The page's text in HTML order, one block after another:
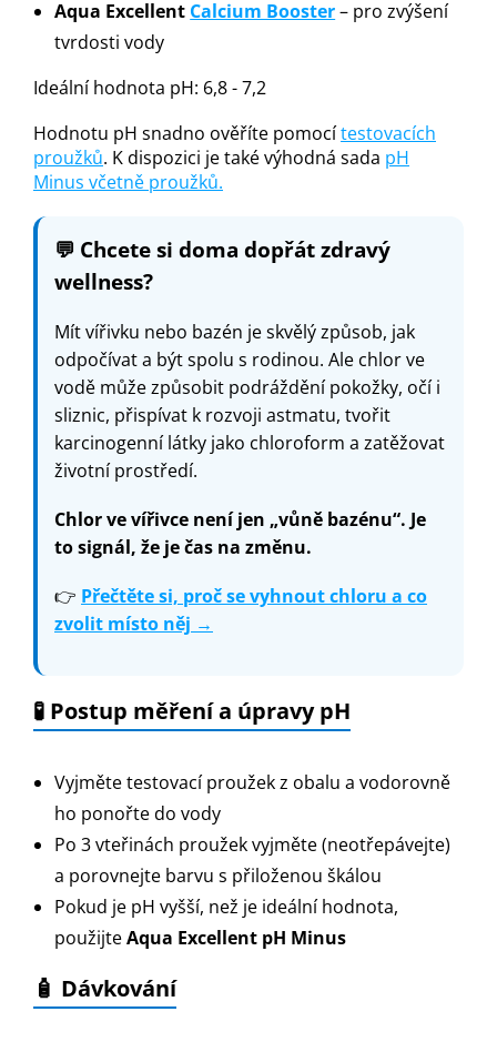
Aqua Excellent Calcium Booster– pro zvýšení
tvrdosti vody
Ideální hodnota pH: 6,8 - 7,2
Hodnotu pH snadno ověříte pomocítestovacích
proužků. K dispozici je také výhodná sada pH
Minus včetně proužků.
💬 Chcete si doma dopřát zdravý
wellness?
Mít vířivku nebo bazén je skvělý způsob, jak
odpočívat a být spolu s rodinou. Ale chlor ve
vodě může způsobit podráždění pokožky, očí i
sliznic, přispívat k rozvoji astmatu, tvořit
karcinogenní látky jako chloroform a zatěžovat
životní prostředí.
Chlor ve vířivce není jen „vůně bazénu“. Je
to signál, že je čas na změnu.
👉 Přečtěte si, proč se vyhnout chloru a co
zvolit místo něj →
🧪 Postup měření a úpravy pH
Vyjměte testovací proužek z obalu a vodorovně
ho ponořte do vody
Po 3 vteřinách proužek vyjměte (neotřepávejte)
a porovnejte barvu s přiloženou škálou
Pokud je pH vyšší, než je ideální hodnota,
použijteAqua Excellent pH Minus
🧴 Dávkování